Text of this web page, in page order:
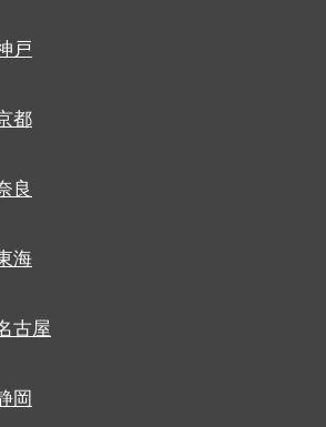
戸
都
良
海
古屋
岡